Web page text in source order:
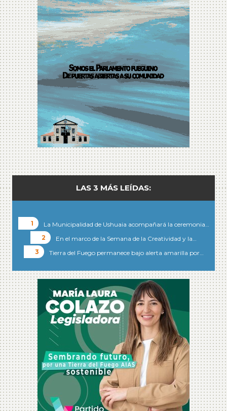
LAS 3 MÁS LEÍDAS:
La Municipalidad de Ushuaia acompañará la ceremonia…
En el marco de la Semana de la Creatividad y la…
Tierra del Fuego permanece bajo alerta amarilla por…